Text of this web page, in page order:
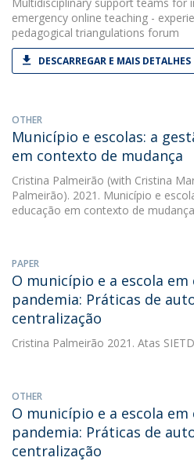
emergency online teaching -
pedagogical triangulations forum
DESCARREGAR E MAIS DETALHES
OTHER
Município e escolas: a
em contexto de mudança
Cristina Palmeirão (with Cristina
Palmeirão). 2021. Município e
educação em contexto de mudança
PAPER
O município e a escola
pandemia: Práticas de
centralização
Cristina Palmeirão 2021. Atas
OTHER
O município e a escola
pandemia: Práticas de
centralização